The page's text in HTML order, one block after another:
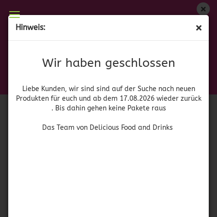
Hinweis:
Wir haben geschlossen
Liebe Kunden, wir sind sind auf der Suche nach neuen
Produkten für euch und ab dem 17.08.2026 wieder zurück
. Bis dahin gehen keine Pakete raus
Das Team von Delicious Food and Drinks
Wir haben geschlossen
zurück. Bis dahin gehen keine Pakete raus
Das Team von Delicious Food and Drinks
52836)
El Chilerito